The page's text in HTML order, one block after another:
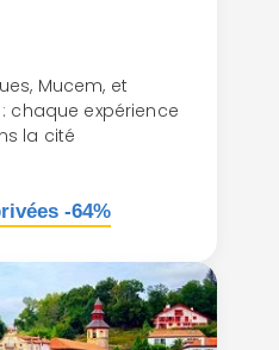
Mucem, et
chaque expérience
la cité
-64%